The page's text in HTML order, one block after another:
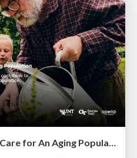
Leveraging Curiosity to Care for An Aging Population